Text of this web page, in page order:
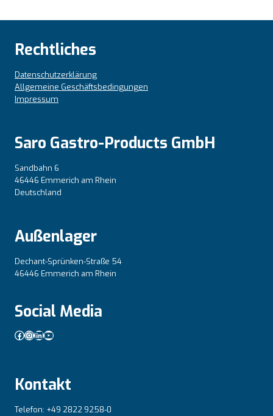
Rechtliches
Datenschutzerklärung
Allgemeine Geschäftsbedingungen
Impressum
Saro Gastro-Products GmbH
Sandbahn 6
46446 Emmerich am Rhein
Deutschland
Außenlager
Dechant-Sprünken-Straße 54
46446 Emmerich am Rhein
Social Media
Facebook
Instagram
LinkedIn
YouTube
Kontakt
Telefon: +49 2822 9258-0